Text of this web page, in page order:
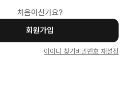
처음이신가요?
회원가입
아이디 찾기 비밀번호 재설정